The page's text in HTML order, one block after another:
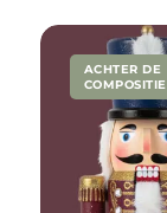
ACHTER DE
COMPOSITIE